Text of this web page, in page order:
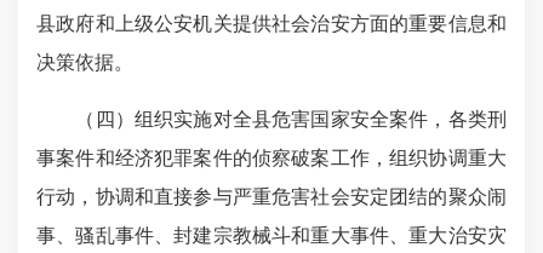
县政府和上级公安机关提供社会治安方面的重要信息和
决策依据。
（四）组织实施对全县危害国家安全案件，各类刑
事案件和经济犯罪案件的侦察破案工作，组织协调重大
行动，协调和直接参与严重危害社会安定团结的聚众闹
事、骚乱事件、封建宗教械斗和重大事件、重大治安灾